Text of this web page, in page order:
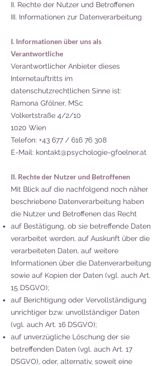
II. Rechte der Nutzer und Betroffenen
III. Informationen zur Datenverarbeitung
I. Informationen über uns als
Verantwortliche
Verantwortlicher Anbieter dieses
Internetauftritts im
datenschutzrechtlichen Sinne ist:
Ramona Gfölner, MSc
Volkertstraße 4/2/10
1020 Wien
Telefon: +43 677 / 616 76 308
E-Mail: kontakt@psychologie-gfoelner.at
II. Rechte der Nutzer und Betroffenen
Mit Blick auf die nachfolgend noch näher
beschriebene Datenverarbeitung haben
die Nutzer und Betroffenen das Recht
auf Bestätigung, ob sie betreffende Daten
verarbeitet werden, auf Auskunft über die
verarbeiteten Daten, auf weitere
Informationen über die Datenverarbeitung
sowie auf Kopien der Daten (vgl. auch Art.
15 DSGVO);
auf Berichtigung oder Vervollständigung
unrichtiger bzw. unvollständiger Daten
(vgl. auch Art. 16 DSGVO);
auf unverzügliche Löschung der sie
betreffenden Daten (vgl. auch Art. 17
DSGVO), oder, alternativ, soweit eine